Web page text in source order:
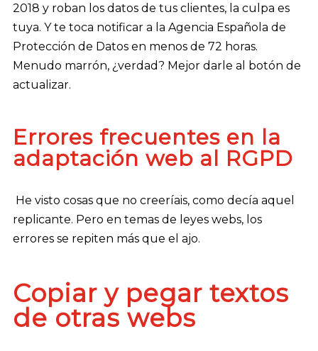
2018 y roban los datos de tus clientes, la culpa es
tuya. Y te toca notificar a la Agencia Española de
Protección de Datos en menos de 72 horas.
Menudo marrón, ¿verdad? Mejor darle al botón de
actualizar.
Errores frecuentes en la
adaptación web al RGPD
He visto cosas que no creeríais, como decía aquel
replicante. Pero en temas de leyes webs, los
errores se repiten más que el ajo.
Copiar y pegar textos
de otras webs